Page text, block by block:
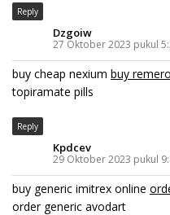
Reply
Dzgoiw
27 Oktober 2023 pukul
buy cheap nexium buy
topiramate pills
Reply
Kpdcev
29 Oktober 2023 pukul
buy generic imitrex online
order generic avodart